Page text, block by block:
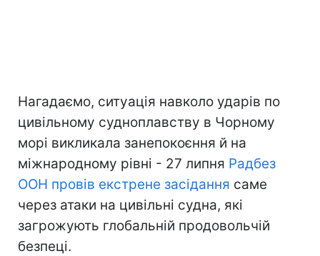
Нагадаємо, ситуація навколо ударів по
цивільному судноплавству в Чорному
морі викликала занепокоєння й на
міжнародному рівні - 27 липня Радбез
ООН провів екстрене засідання саме
через атаки на цивільні судна, які
загрожують глобальній продовольчій
безпеці.